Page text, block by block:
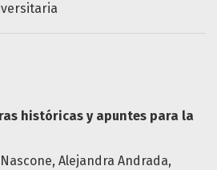
históricas y apuntes para la
Alejandra Andrada,